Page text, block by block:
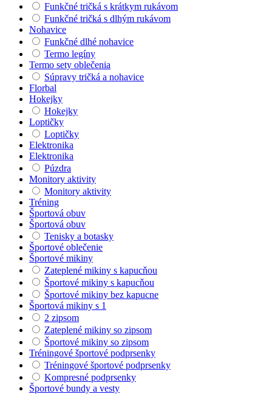
Funkčné tričká s krátkym rukávom
Funkčné tričká s dlhým rukávom
Nohavice
Funkčné dlhé nohavice
Termo legíny
Termo sety oblečenia
Súpravy tričká a nohavice
Florbal
Hokejky
Hokejky
Loptičky
Loptičky
Elektronika
Elektronika
Púzdra
Monitory aktivity
Monitory aktivity
Tréning
Športová obuv
Športová obuv
Tenisky a botasky
Športové oblečenie
Športové mikiny
Zateplené mikiny s kapucňou
Športové mikiny s kapucňou
Športové mikiny bez kapucne
Športová mikiny s 1
2 zipsom
Zateplené mikiny so zipsom
Športové mikiny so zipsom
Tréningové športové podprsenky
Tréningové športové podprsenky
Kompresné podprsenky
Športové bundy a vesty